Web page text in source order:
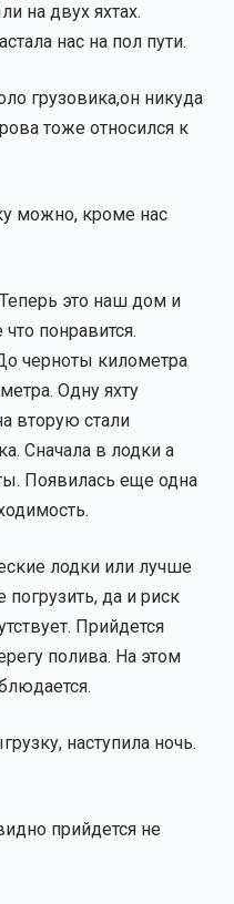
на двух яхтах.
нас на пол пути.
грузовика,он никуда
тоже относился к
можно, кроме нас
это наш дом и
понравится.
черноты километра
Одну яхту
вторую стали
Сначала в лодки а
Появилась еще одна
лодки или лучше
да и риск
Прийдется
полива. На этом
наступила ночь.
прийдется не